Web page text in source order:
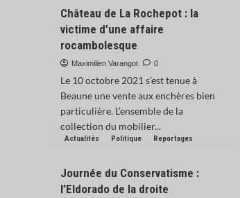
Château de La Rochepot : la
victime d’une affaire
rocambolesque
Maximilien Varangot 0
Le 10 octobre 2021 s’est tenue à
Beaune une vente aux enchères bien
particulière. L’ensemble de la
collection du mobilier...
Actualités Politique Reportages
Journée du Conservatisme :
l’Eldorado de la droite